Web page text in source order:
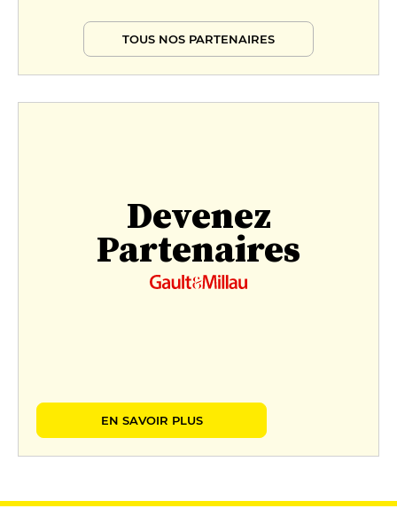
Menu Baechel-Brunn - Puits 5
74 €
Menu Baechel-Brunn - Puits 7
89 €
TOUS NOS PARTENAIRES
Devenez
Partenaires
EN SAVOIR PLUS